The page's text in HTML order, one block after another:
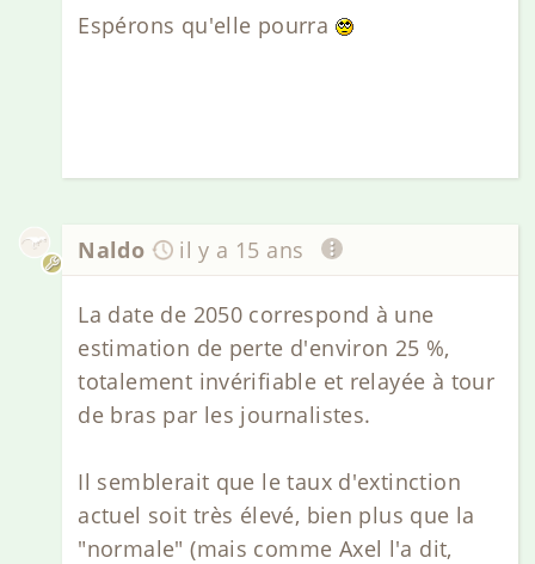
Espérons qu'elle pourra
Naldo il y a 15 ans
La date de 2050 correspond à une
estimation de perte d'environ 25 %,
totalement invérifiable et relayée à tour
de bras par les journalistes.
Il semblerait que le taux d'extinction
actuel soit très élevé, bien plus que la
"normale" (mais comme Axel l'a dit,